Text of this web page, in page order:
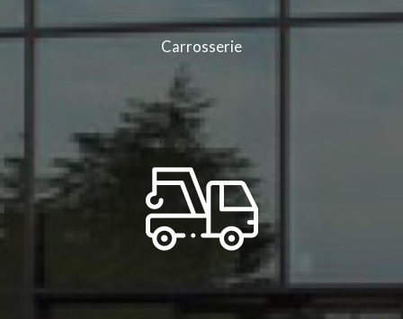
Carrosserie